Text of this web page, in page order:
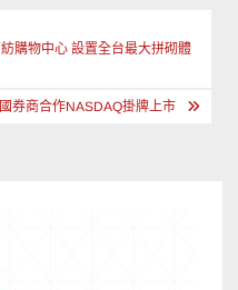
購物中心 設置全台最大拼砌體
券商合作NASDAQ掛牌上市